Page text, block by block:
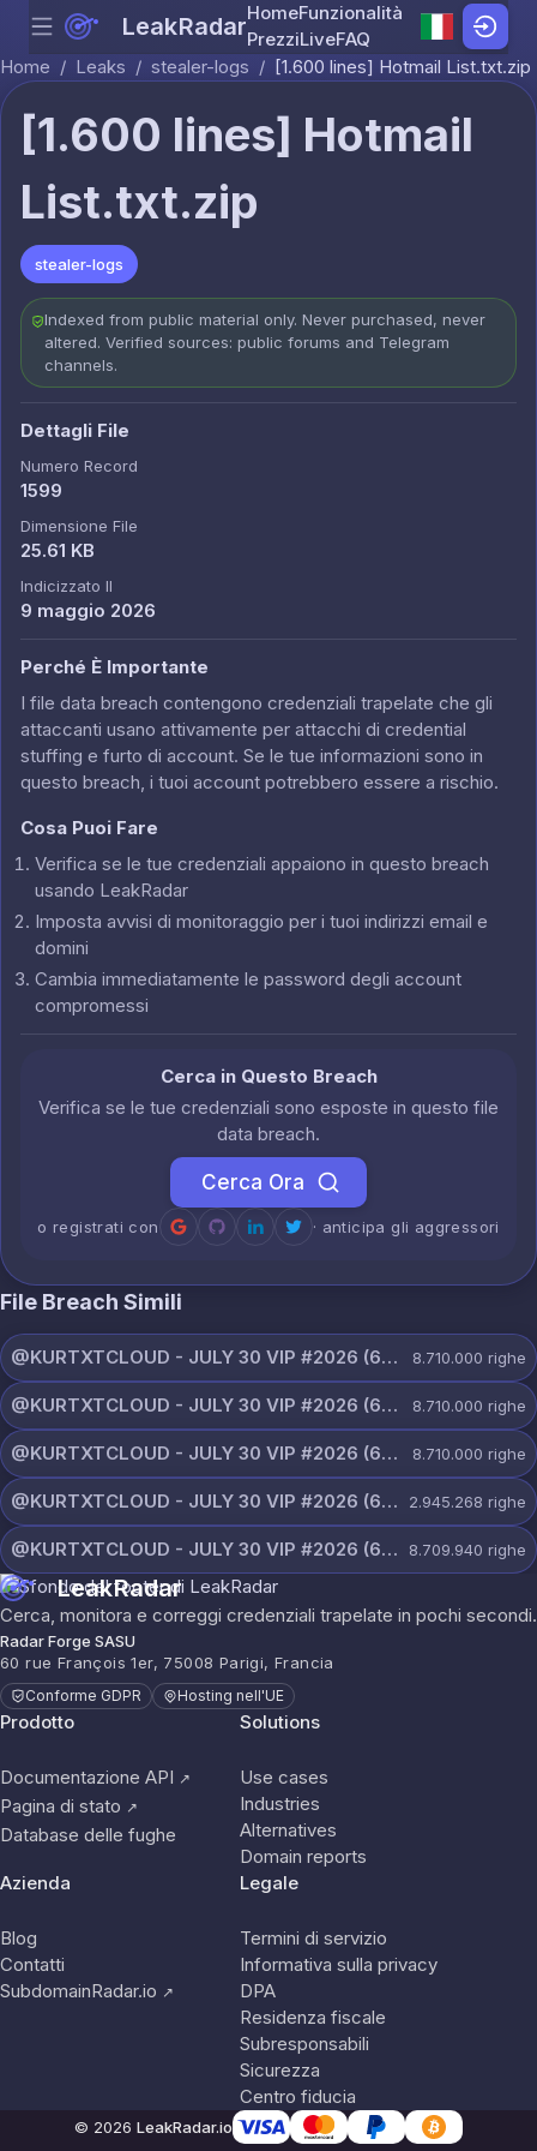
Skip to content
Menu LeakRadarHomeFunzionalità
PrezziLiveFAQ
Home / Leaks / stealer-logs / [1.600 lines] Hotmail List.txt.zip
[1.600 lines] Hotmail
List.txt.zip
stealer-logs
Indexed from public material only. Never purchased, never
altered. Verified sources: public forums and Telegram
channels.
Dettagli File
Numero Record
1599
Dimensione File
25.61 KB
Indicizzato Il
9 maggio 2026
Perché È Importante
I file data breach contengono credenziali trapelate che gli
attaccanti usano attivamente per attacchi di credential
stuffing e furto di account. Se le tue informazioni sono in
questo breach, i tuoi account potrebbero essere a rischio.
Cosa Puoi Fare
Verifica se le tue credenziali appaiono in questo breach
usando LeakRadar
Imposta avvisi di monitoraggio per i tuoi indirizzi email e
domini
Cambia immediatamente le password degli account
compromessi
Cerca in Questo Breach
Verifica se le tue credenziali sono esposte in questo file
data breach.
Cerca Ora
o registrati con · anticipa gli aggressori
File Breach Simili
@KURTXTCLOUD - JULY 30 VIP #2026 (68).txt 8.710.000 righe
@KURTXTCLOUD - JULY 30 VIP #2026 (67).txt 8.710.000 righe
@KURTXTCLOUD - JULY 30 VIP #2026 (66).txt 8.710.000 righe
@KURTXTCLOUD - JULY 30 VIP #2026 (65).txt 2.945.268 righe
@KURTXTCLOUD - JULY 30 VIP #2026 (64).txt 8.709.940 righe
LeakRadar
Cerca, monitora e correggi credenziali trapelate in pochi secondi.
Radar Forge SASU
60 rue François 1er, 75008 Parigi, Francia
Conforme GDPR Hosting nell'UE
Prodotto
Documentazione API ↗
Pagina di stato ↗
Database delle fughe
Solutions
Use cases
Industries
Alternatives
Domain reports
Azienda
Blog
Contatti
SubdomainRadar.io ↗
Legale
Termini di servizio
Informativa sulla privacy
DPA
Residenza fiscale
Subresponsabili
Sicurezza
Centro fiducia
© 2026 LeakRadar.io